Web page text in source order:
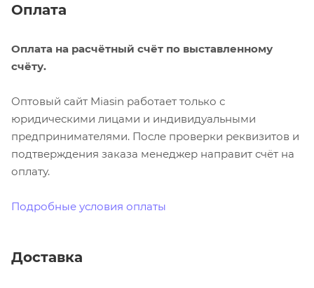
Оплата
Оплата на расчётный счёт по выставленному
счёту.
Оптовый сайт Miasin работает только с
юридическими лицами и индивидуальными
предпринимателями. После проверки реквизитов и
подтверждения заказа менеджер направит счёт на
оплату.
Подробные условия оплаты
Доставка